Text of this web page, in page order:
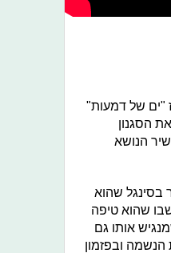
"ים של דמעות"
הסגנון
הנושא
בסינגל שהוא
שהוא טיפה
אותו גם
ובפזמון